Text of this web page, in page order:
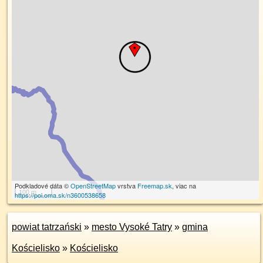
100 m
Podkladové dáta ©OpenStreetMapvrstva Freemap.sk, viac na
https://poi.oma.sk/n3600538658
powiat tatrzański » mesto Vysoké Tatry » gmina
Kościelisko » Kościelisko